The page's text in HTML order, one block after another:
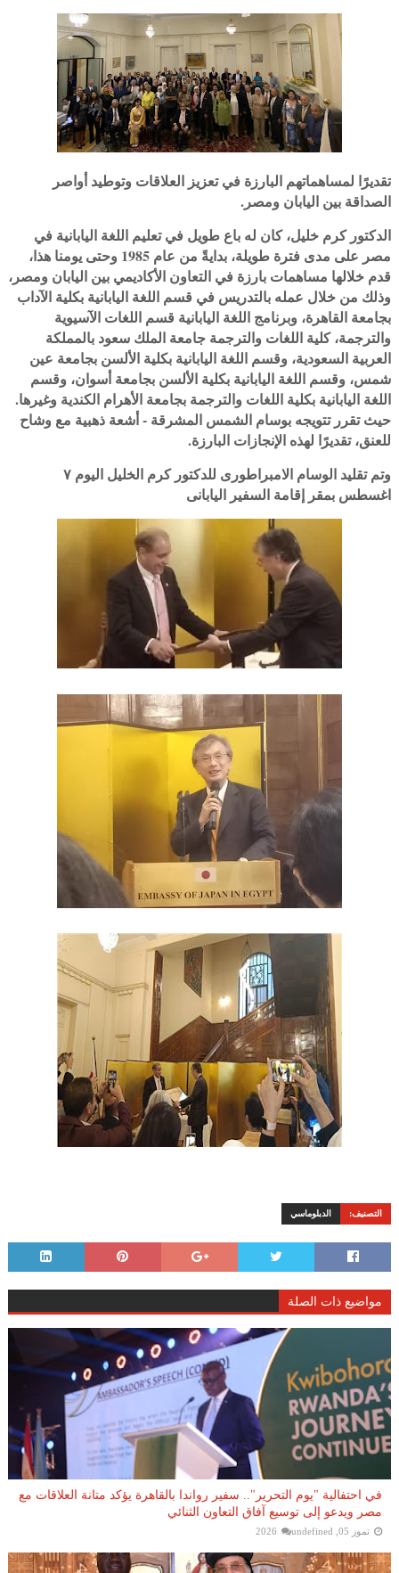
تقديرًا لمساهماتهم البارزة في تعزيز العلاقات وتوطيد أواصر
الصداقة بين اليابان ومصر.
الدكتور كرم خليل، كان له باع طويل في تعليم اللغة اليابانية في
مصر على مدى فترة طويلة، بدايةً من عام 1985 وحتى يومنا هذا،
قدم خلالها مساهمات بارزة في التعاون الأكاديمي بين اليابان ومصر،
وذلك من خلال عمله بالتدريس في قسم اللغة اليابانية بكلية الآداب
بجامعة القاهرة، وبرنامج اللغة اليابانية قسم اللغات الآسيوية
والترجمة، كلية اللغات والترجمة جامعة الملك سعود بالمملكة
العربية السعودية، وقسم اللغة اليابانية بكلية الألسن بجامعة عين
شمس، وقسم اللغة اليابانية بكلية الألسن بجامعة أسوان، وقسم
اللغة اليابانية بكلية اللغات والترجمة بجامعة الأهرام الكندية وغيرها.
حيث تقرر تتويجه بوسام الشمس المشرقة - أشعة ذهبية مع وشاح
للعنق، تقديرًا لهذه الإنجازات البارزة.
وتم تقليد الوسام الامبراطورى للدكتور كرم الخليل اليوم ٧
اغسطس بمقر إقامة السفير اليابانى
التصنيف: الدبلوماسي
مواضيع ذات الصلة
في احتفالية "يوم التحرير".. سفير رواندا بالقاهرة يؤكد متانة العلاقات مع
مصر ويدعو إلى توسيع آفاق التعاون الثنائي
تموز 05, 2026 undefined